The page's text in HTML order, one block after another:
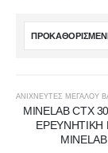
ΑΝΙΧΝΕΥΤΈΣ ΜΕΓΆΛΟΎ
MINELAB CTX
ΕΡΕΥΝΗΤΙΚΗ
ΜΙΝΕLAB